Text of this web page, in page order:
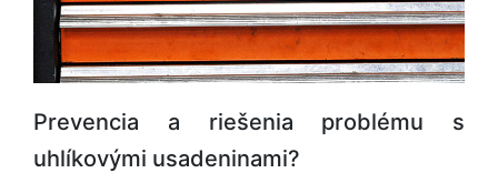
Prevencia a riešenia problému s
uhlíkovými usadeninami?